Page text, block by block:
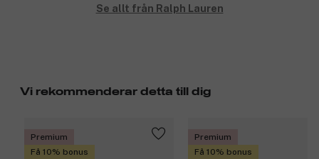
Se allt från Ralph Lauren
Vi rekommenderar detta till dig
Premium
Få 10% bonus
Premium
Få 10% bonus